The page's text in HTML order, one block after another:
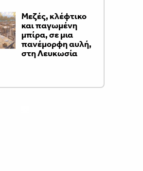
Μεζές, κλέφτικο
και παγωμένη
μπίρα, σε μια
πανέμορφη αυλή,
στη Λευκωσία